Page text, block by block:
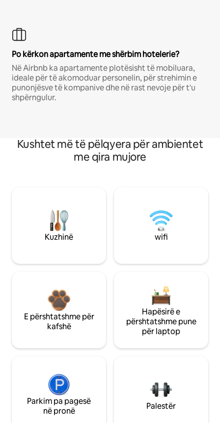
Po kërkon apartamente me shërbim hotelerie?
Në Airbnb ka apartamente plotësisht të mobiluara,
ideale për të akomoduar personelin, për strehimin e
punonjësve të kompanive dhe në rast nevoje për t'u
shpërngulur.
Kushtet më të pëlqyera për ambientet
me qira mujore
Kuzhinë wifi
E përshtatshme për
kafshë
Hapësirë e
përshtatshme pune
për laptop
Parkim pa pagesë
në pronë
Palestër